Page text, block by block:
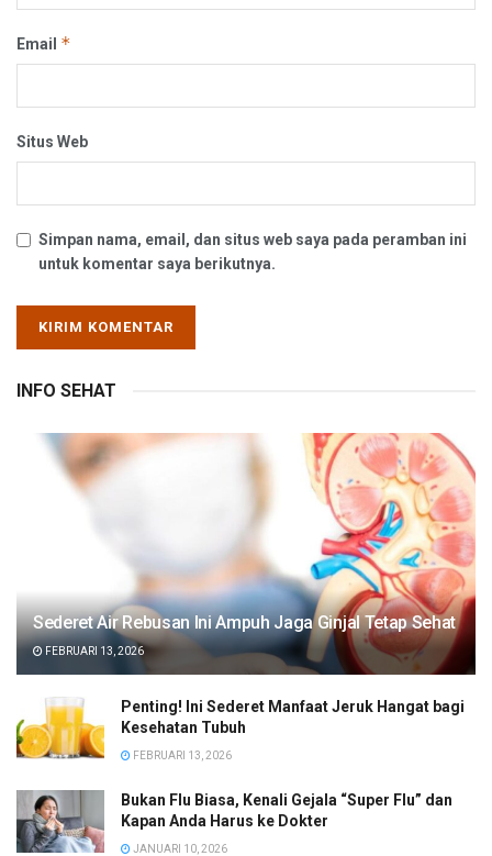
Email *
Situs Web
Simpan nama, email, dan situs web saya pada peramban ini
untuk komentar saya berikutnya.
INFO SEHAT
Sederet Air Rebusan Ini Ampuh Jaga Ginjal Tetap Sehat
FEBRUARI 13, 2026
Penting! Ini Sederet Manfaat Jeruk Hangat bagi
Kesehatan Tubuh
FEBRUARI 13, 2026
Bukan Flu Biasa, Kenali Gejala “Super Flu” dan
Kapan Anda Harus ke Dokter
JANUARI 10, 2026